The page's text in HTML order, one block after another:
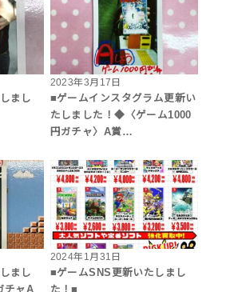
まし
2023年3月17日
■ゲームインスタグラム更新い
たしました！◆〈ゲーム1000
円ガチャ〉A賞…
まし
2024年1月31日
■ゲームSNS更新いたしまし